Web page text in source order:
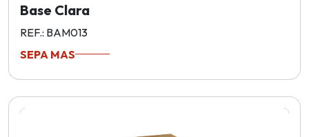
Base Clara
REF.: BAM013
SEPA MAS